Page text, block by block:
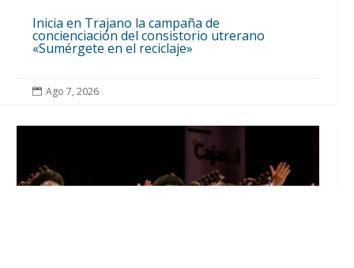
Inicia en Trajano la campaña de
concienciación del consistorio utrerano
«Sumérgete en el reciclaje»
 Ago 7, 2026